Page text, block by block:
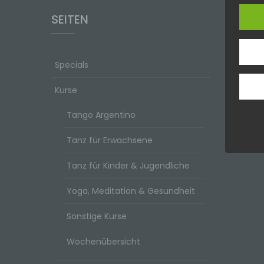
SEITEN
Specials
Kurse
Tango Argentino
Tanz für Erwachsene
Tanz für Kinder & Jugendliche
Yoga, Meditation & Gesundheit
Sonstige Kurse
Wochenübersicht